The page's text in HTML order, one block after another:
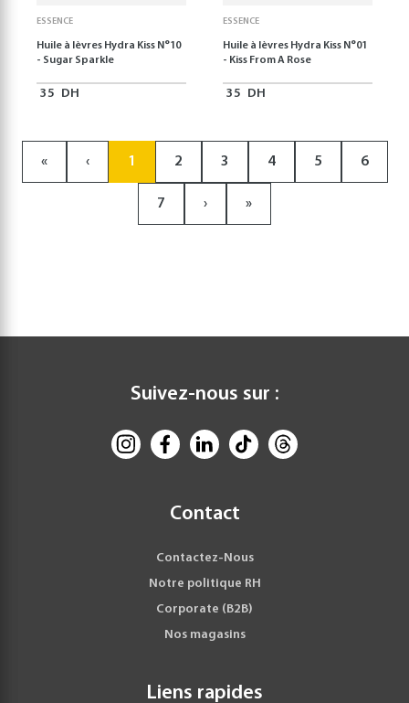
ESSENCE
Huile à lèvres Hydra Kiss N°10
- Sugar Sparkle
35 DH
ESSENCE
Huile à lèvres Hydra Kiss N°01
- Kiss From A Rose
35 DH
« ‹ 1 2 3 4 5 6
7 › »
Suivez-nous sur :
Contact
Contactez-Nous
Notre politique RH
Corporate (B2B)
Nos magasins
Liens rapides